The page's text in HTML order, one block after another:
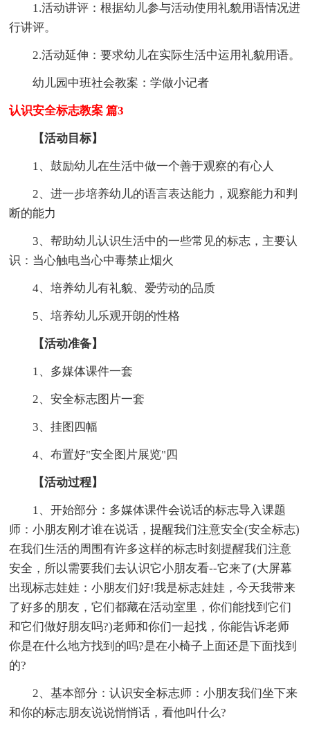
1.活动讲评：根据幼儿参与活动使用礼貌用语情况进
行讲评。
2.活动延伸：要求幼儿在实际生活中运用礼貌用语。
幼儿园中班社会教案：学做小记者
认识安全标志教案 篇3
【活动目标】
1、鼓励幼儿在生活中做一个善于观察的有心人
2、进一步培养幼儿的语言表达能力，观察能力和判
断的能力
3、帮助幼儿认识生活中的一些常见的标志，主要认
识：当心触电当心中毒禁止烟火
4、培养幼儿有礼貌、爱劳动的品质
5、培养幼儿乐观开朗的性格
【活动准备】
1、多媒体课件一套
2、安全标志图片一套
3、挂图四幅
4、布置好"安全图片展览"四
【活动过程】
1、开始部分：多媒体课件会说话的标志导入课题
师：小朋友刚才谁在说话，提醒我们注意安全(安全标志)
在我们生活的周围有许多这样的标志时刻提醒我们注意
安全，所以需要我们去认识它小朋友看--它来了(大屏幕
出现标志娃娃：小朋友们好!我是标志娃娃，今天我带来
了好多的朋友，它们都藏在活动室里，你们能找到它们
和它们做好朋友吗?)老师和你们一起找，你能告诉老师
你是在什么地方找到的吗?是在小椅子上面还是下面找到
的?
2、基本部分：认识安全标志师：小朋友我们坐下来
和你的标志朋友说说悄悄话，看他叫什么?